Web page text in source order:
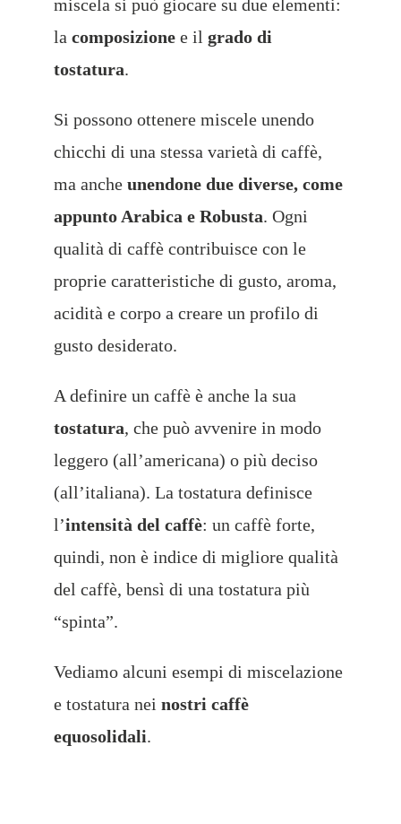
miscela si può giocare su due elementi:
la composizione e il grado di
tostatura.
Si possono ottenere miscele unendo
chicchi di una stessa varietà di caffè,
ma anche unendone due diverse, come
appunto Arabica e Robusta. Ogni
qualità di caffè contribuisce con le
proprie caratteristiche di gusto, aroma,
acidità e corpo a creare un profilo di
gusto desiderato.
A definire un caffè è anche la sua
tostatura, che può avvenire in modo
leggero (all’americana) o più deciso
(all’italiana). La tostatura definisce
l’intensità del caffè: un caffè forte,
quindi, non è indice di migliore qualità
del caffè, bensì di una tostatura più
“spinta”.
Vediamo alcuni esempi di miscelazione
e tostatura nei nostri caffè
equosolidali.